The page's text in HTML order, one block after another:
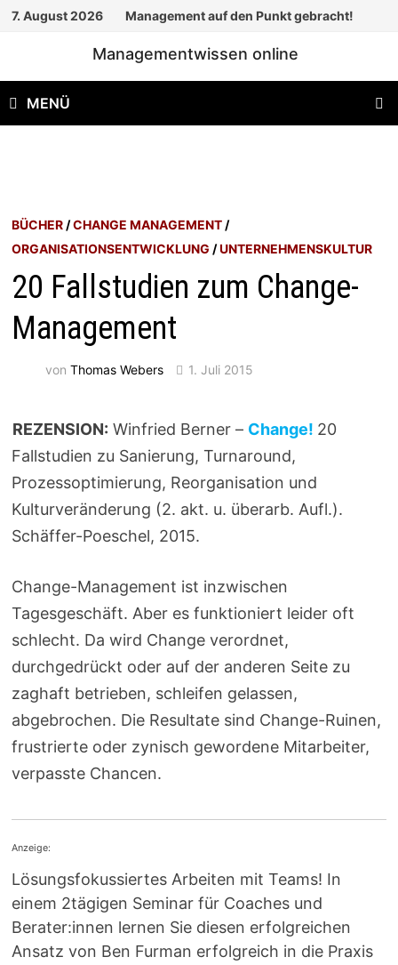
Zum
7. August 2026 Management auf den Punkt gebracht!
Managementwissen online
MENÜ
BÜCHER /CHANGE MANAGEMENT /
ORGANISATIONSENTWICKLUNG /UNTERNEHMENSKULTUR
20 Fallstudien zum Change-
Management
vonThomas Webers 1. Juli 2015
REZENSION: Winfried Berner – Change! 20
Fallstudien zu Sanierung, Turnaround,
Prozessoptimierung, Reorganisation und
Kulturveränderung (2. akt. u. überarb. Aufl.).
Schäffer-Poeschel, 2015.
Change-Management ist inzwischen
Tagesgeschäft. Aber es funktioniert leider oft
schlecht. Da wird Change verordnet,
durchgedrückt oder auf der anderen Seite zu
zaghaft betrieben, schleifen gelassen,
abgebrochen. Die Resultate sind Change-Ruinen,
frustrierte oder zynisch gewordene Mitarbeiter,
verpasste Chancen.
Anzeige:
Lösungsfokussiertes Arbeiten mit Teams! In
einem 2tägigen Seminar für Coaches und
Berater:innen lernen Sie diesen erfolgreichen
Ansatz von Ben Furman erfolgreich in die Praxis